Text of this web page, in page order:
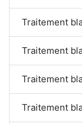
Traitement
Traitement
Traitement
Traitement